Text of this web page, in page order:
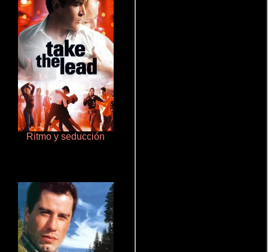
Ritmo y seducción